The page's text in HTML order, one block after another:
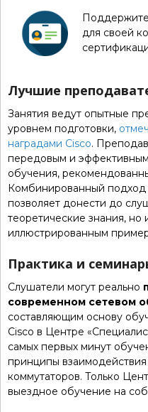
Поддержите
для своей
Лучшие
Занятия ведут опытные
уровнем подготовки,
наградами Cisco.
передовым и
обучения,
Комбинированный подход
позволяет донести до
теоретические знания, но
иллюстрированным
Практика и
Слушатели могут реально
современном сетевом
составляющим основу
Cisco в Центре
самых первых минут
принципы
коммутаторов. Только
выездное обучение на